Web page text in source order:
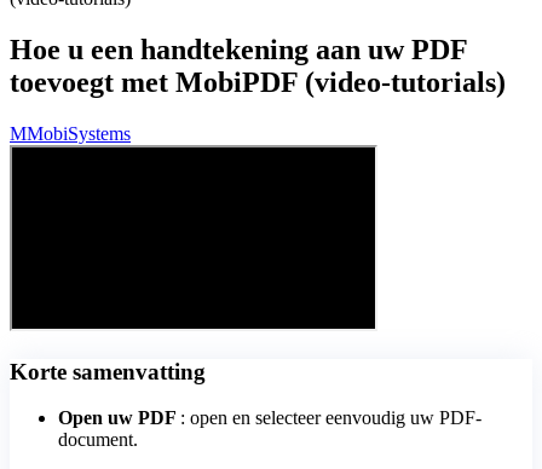
Hoe u een handtekening aan uw PDF
toevoegt met MobiPDF (video-tutorials)
MMobiSystems
Korte samenvatting
Open uw PDF : open en selecteer eenvoudig uw PDF-
document.